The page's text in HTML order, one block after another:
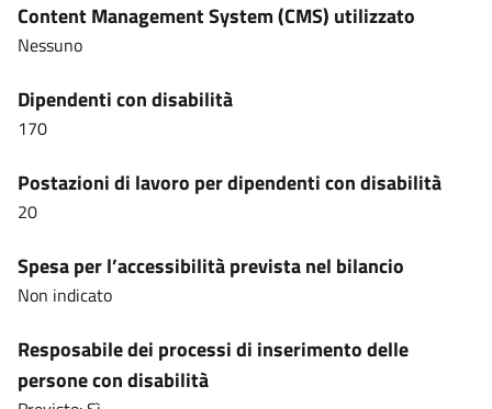
Content Management System (CMS) utilizzato
Nessuno
Dipendenti con disabilità
170
Postazioni di lavoro per dipendenti con disabilità
20
Spesa per l’accessibilità prevista nel bilancio
Non indicato
Resposabile dei processi di inserimento delle
persone con disabilità